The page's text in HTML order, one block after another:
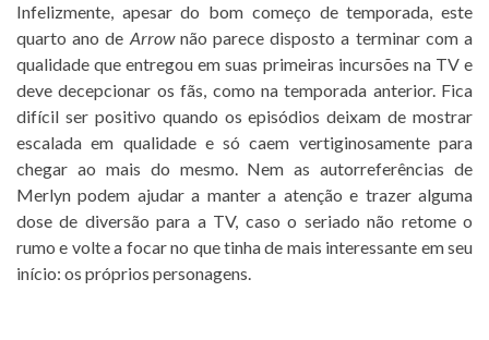
Infelizmente, apesar do bom começo de temporada, este
quarto ano de Arrownão parece disposto a terminar com a
qualidade que entregou em suas primeiras incursões na TV e
deve decepcionar os fãs, como na temporada anterior. Fica
difícil ser positivo quando os episódios deixam de mostrar
escalada em qualidade e só caem vertiginosamente para
chegar ao mais do mesmo. Nem as autorreferências de
Merlyn podem ajudar a manter a atenção e trazer alguma
dose de diversão para a TV, caso o seriado não retome o
rumo e volte a focar no que tinha de mais interessante em seu
início: os próprios personagens.